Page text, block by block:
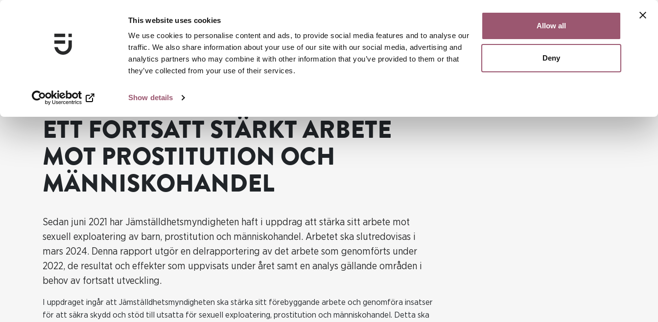
This website uses cookies
We use cookies to personalise content and ads, to provide social media features and to analyse our
traffic. We also share information about your use of our site with our social media, advertising and
analytics partners who may combine it with other information that you’ve provided to them or that
they’ve collected from your use of their services.
Show details
Allow all
DenySök
... Publikationer Ett fortsatt stärkt arbete mot prostitution och människohandel
ETT FORTSATT STÄRKT ARBETE
MOT PROSTITUTION OCH
MÄNNISKOHANDEL
Sedan juni 2021 har Jämställdhetsmyndigheten haft i uppdrag att stärka sitt arbete mot
sexuell exploatering av barn, prostitution och människohandel. Arbetet ska slutredovisas i
mars 2024. Denna rapport utgör en delrapportering av det arbete som genomförts under
2022, de resultat och effekter som uppvisats under året samt en analys gällande områden i
behov av fortsatt utveckling.
I uppdraget ingår att Jämställdhetsmyndigheten ska stärka sitt förebyggande arbete och genomföra insatser
för att säkra skydd och stöd till utsatta för sexuell exploatering, prostitution och människohandel. Detta ska